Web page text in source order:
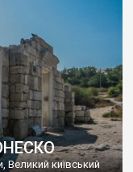
з фондів об’єкту
Таврійського».
але експерти та
Великий київський